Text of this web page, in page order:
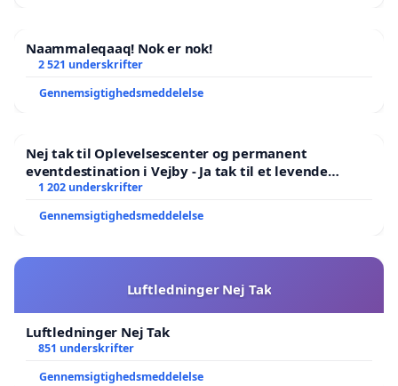
Naammaleqaaq! Nok er nok!
2 521 underskrifter
Gennemsigtighedsmeddelelse
Nej tak til Oplevelsescenter og permanent
eventdestination i Vejby - Ja tak til et levende
lokalområde i balance
1 202 underskrifter
Gennemsigtighedsmeddelelse
Luftledninger Nej Tak
Luftledninger Nej Tak
851 underskrifter
Gennemsigtighedsmeddelelse